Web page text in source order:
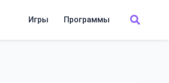
Игры Программы